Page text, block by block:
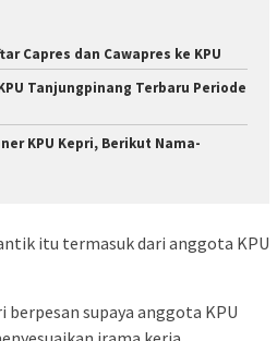
Capres dan Cawapres ke KPU
Tanjungpinang Terbaru Periode
KPU Kepri, Berikut Nama-
itu termasuk dari anggota KPU
berpesan supaya anggota KPU